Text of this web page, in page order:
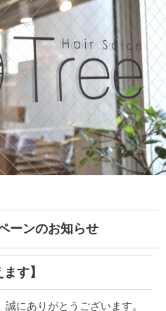
ーンのお知らせ
す】
にありがとうございます。